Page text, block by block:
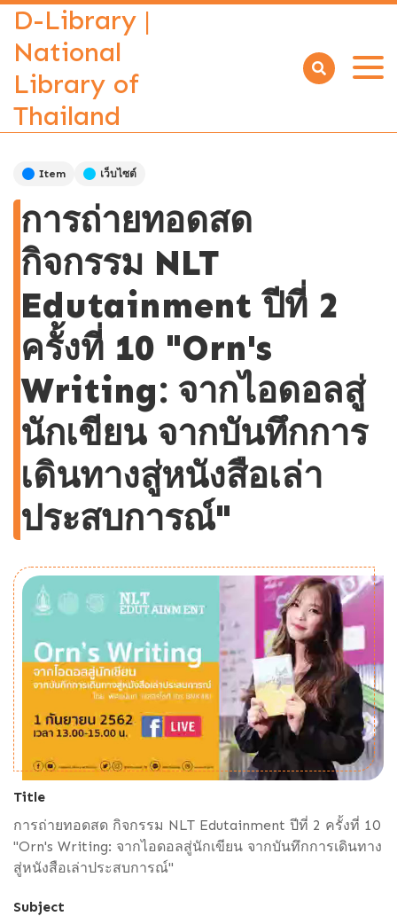
D-Library |
National
Library of
Thailand
Open
Item เว็บไซต์
การถ่ายทอดสด
กิจกรรม NLT
Edutainment ปีที่ 2
ครั้งที่ 10 "Orn's
Writing: จากไอดอลสู่
นักเขียน จากบันทึกการ
เดินทางสู่หนังสือเล่า
ประสบการณ์"
Title
การถ่ายทอดสด กิจกรรม NLT Edutainment ปีที่ 2 ครั้งที่ 10
"Orn's Writing: จากไอดอลสู่นักเขียน จากบันทึกการเดินทาง
สู่หนังสือเล่าประสบการณ์"
Subject